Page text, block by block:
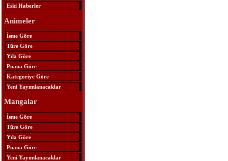
Eski Haberler
Animeler
İsme Göre
Türe Göre
Yıla Göre
Puana Göre
Kategoriye Göre
Yeni Yayımlanacaklar
Mangalar
İsme Göre
Türe Göre
Yıla Göre
Puana Göre
Yeni Yayımlanacaklar